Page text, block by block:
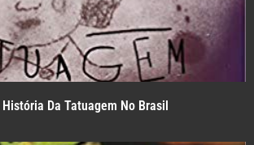
História Da Tatuagem No Brasil